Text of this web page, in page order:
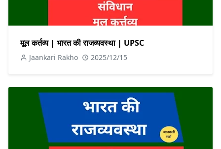
मूल कर्तव्य | भारत की राजव्यवस्था | UPSC
Jaankari Rakho 2025/12/15